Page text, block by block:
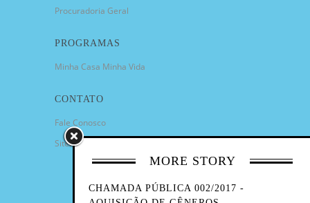
MORE STORY
CHAMADA PÚBLICA 002/2017 -
Procuradoria Geral
PROGRAMAS
Minha Casa Minha Vida
CONTATO
Fale Conosco
Sitemap